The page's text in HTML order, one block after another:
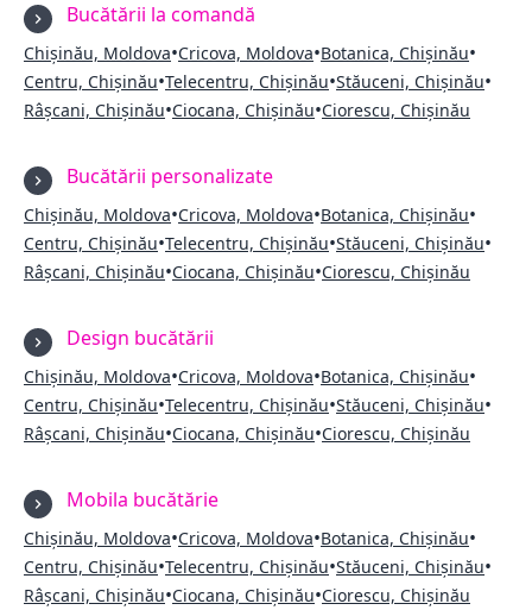
Bucătării la comandă
Chișinău, Moldova•Cricova, Moldova•Botanica, Chișinău•
Centru, Chișinău•Telecentru, Chișinău•Stăuceni, Chișinău•
Râșcani, Chișinău•Ciocana, Chișinău•Ciorescu, Chișinău
Bucătării personalizate
Chișinău, Moldova•Cricova, Moldova•Botanica, Chișinău•
Centru, Chișinău•Telecentru, Chișinău•Stăuceni, Chișinău•
Râșcani, Chișinău•Ciocana, Chișinău•Ciorescu, Chișinău
Design bucătării
Chișinău, Moldova•Cricova, Moldova•Botanica, Chișinău•
Centru, Chișinău•Telecentru, Chișinău•Stăuceni, Chișinău•
Râșcani, Chișinău•Ciocana, Chișinău•Ciorescu, Chișinău
Mobila bucătărie
Chișinău, Moldova•Cricova, Moldova•Botanica, Chișinău•
Centru, Chișinău•Telecentru, Chișinău•Stăuceni, Chișinău•
Râșcani, Chișinău•Ciocana, Chișinău•Ciorescu, Chișinău